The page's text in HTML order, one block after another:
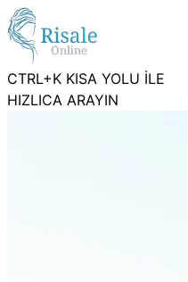
CTRL+K KISA YOLU İLE
HIZLICA ARAYIN